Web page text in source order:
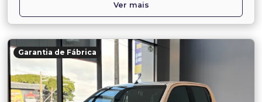
Ver mais
Garantia de Fábrica